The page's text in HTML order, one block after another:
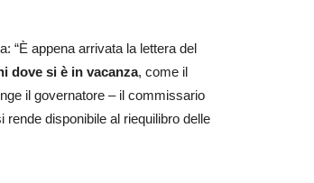
“È appena arrivata la lettera del
dove si è in vacanza, come il
il governatore – il commissario
disponibile al riequilibro delle